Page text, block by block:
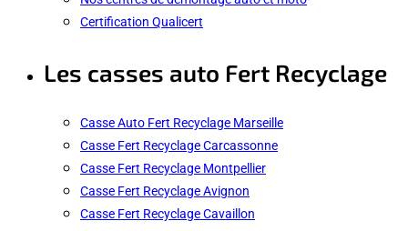
Certification Qualicert
Les casses auto Fert Recyclage
Casse Auto Fert Recyclage Marseille
Casse Fert Recyclage Carcassonne
Casse Fert Recyclage Montpellier
Casse Fert Recyclage Avignon
Casse Fert Recyclage Cavaillon